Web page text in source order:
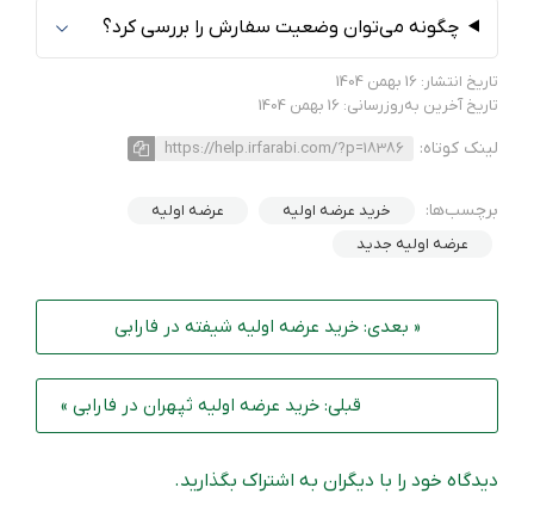
چگونه می‌توان وضعیت سفارش را بررسی کرد؟
تاریخ انتشار: 16 بهمن 1404
تاریخ آخرین به‌روزرسانی: 16 بهمن 1404
لینک کوتاه: https://help.irfarabi.com/?p=18386
برچسب‌ها: خرید عرضه اولیه
عرضه اولیه
عرضه اولیه جدید
« بعدی: خرید عرضه اولیه شیفته در فارابی
قبلی: خرید عرضه‌ اولیه ثپهران در فارابی »
دیدگاه خود را با دیگران به اشتراک بگذارید.